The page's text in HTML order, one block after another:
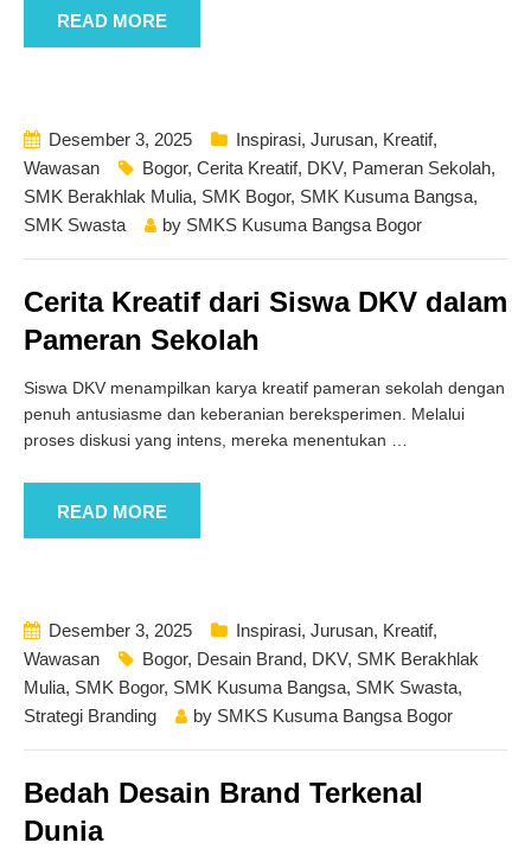
READ MORE
Desember 3, 2025 Inspirasi, Jurusan, Kreatif,
Wawasan
Bogor, Cerita Kreatif, DKV, Pameran Sekolah,
SMK Berakhlak Mulia, SMK Bogor, SMK Kusuma Bangsa,
SMK Swasta
by SMKS Kusuma Bangsa Bogor
Cerita Kreatif dari Siswa DKV dalam
Pameran Sekolah
Siswa DKV menampilkan karya kreatif pameran sekolah dengan
penuh antusiasme dan keberanian bereksperimen. Melalui
proses diskusi yang intens, mereka menentukan …
READ MORE
Desember 3, 2025 Inspirasi, Jurusan, Kreatif,
Wawasan
Bogor, Desain Brand, DKV, SMK Berakhlak
Mulia, SMK Bogor, SMK Kusuma Bangsa, SMK Swasta,
Strategi Branding
by SMKS Kusuma Bangsa Bogor
Bedah Desain Brand Terkenal
Dunia